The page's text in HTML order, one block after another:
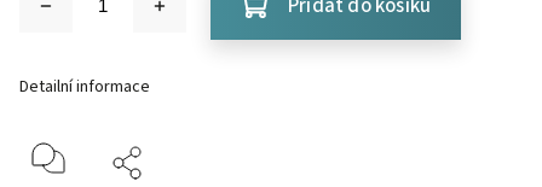
Přidat do košíku
Detailní informace